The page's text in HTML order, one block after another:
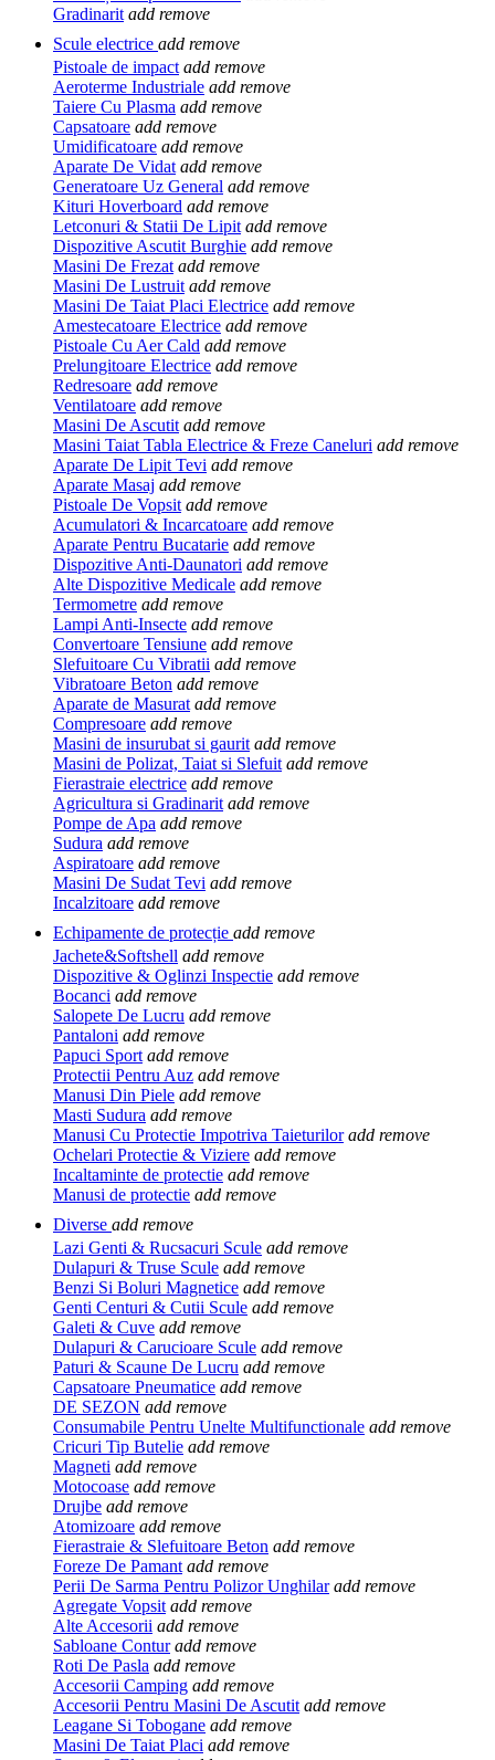
Gradinarit add remove
Scule electrice add remove
Pistoale de impact add remove
Aeroterme Industriale add remove
Taiere Cu Plasma add remove
Capsatoare add remove
Umidificatoare add remove
Aparate De Vidat add remove
Generatoare Uz General add remove
Kituri Hoverboard add remove
Letconuri & Statii De Lipit add remove
Dispozitive Ascutit Burghie add remove
Masini De Frezat add remove
Masini De Lustruit add remove
Masini De Taiat Placi Electrice add remove
Amestecatoare Electrice add remove
Pistoale Cu Aer Cald add remove
Prelungitoare Electrice add remove
Redresoare add remove
Ventilatoare add remove
Masini De Ascutit add remove
Masini Taiat Tabla Electrice & Freze Caneluri add remove
Aparate De Lipit Tevi add remove
Aparate Masaj add remove
Pistoale De Vopsit add remove
Acumulatori & Incarcatoare add remove
Aparate Pentru Bucatarie add remove
Dispozitive Anti-Daunatori add remove
Alte Dispozitive Medicale add remove
Termometre add remove
Lampi Anti-Insecte add remove
Convertoare Tensiune add remove
Slefuitoare Cu Vibratii add remove
Vibratoare Beton add remove
Aparate de Masurat add remove
Compresoare add remove
Masini de insurubat si gaurit add remove
Masini de Polizat, Taiat si Slefuit add remove
Fierastraie electrice add remove
Agricultura si Gradinarit add remove
Pompe de Apa add remove
Sudura add remove
Aspiratoare add remove
Masini De Sudat Tevi add remove
Incalzitoare add remove
Echipamente de protecție add remove
Jachete&Softshell add remove
Dispozitive & Oglinzi Inspectie add remove
Bocanci add remove
Salopete De Lucru add remove
Pantaloni add remove
Papuci Sport add remove
Protectii Pentru Auz add remove
Manusi Din Piele add remove
Masti Sudura add remove
Manusi Cu Protectie Impotriva Taieturilor add remove
Ochelari Protectie & Viziere add remove
Incaltaminte de protectie add remove
Manusi de protectie add remove
Diverse add remove
Lazi Genti & Rucsacuri Scule add remove
Dulapuri & Truse Scule add remove
Benzi Si Boluri Magnetice add remove
Genti Centuri & Cutii Scule add remove
Galeti & Cuve add remove
Dulapuri & Carucioare Scule add remove
Paturi & Scaune De Lucru add remove
Capsatoare Pneumatice add remove
DE SEZON add remove
Consumabile Pentru Unelte Multifunctionale add remove
Cricuri Tip Butelie add remove
Magneti add remove
Motocoase add remove
Drujbe add remove
Atomizoare add remove
Fierastraie & Slefuitoare Beton add remove
Foreze De Pamant add remove
Perii De Sarma Pentru Polizor Unghilar add remove
Agregate Vopsit add remove
Alte Accesorii add remove
Sabloane Contur add remove
Roti De Pasla add remove
Accesorii Camping add remove
Accesorii Pentru Masini De Ascutit add remove
Leagane Si Tobogane add remove
Masini De Taiat Placi add remove